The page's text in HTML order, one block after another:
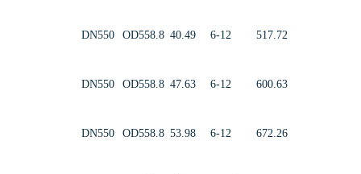
DN550 OD558.8 40.49 6-12 517.72
DN550 OD558.8 47.63 6-12 600.63
DN550 OD558.8 53.98 6-12 672.26